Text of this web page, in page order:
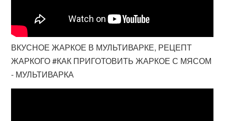
ВКУСНОЕ ЖАРКОЕ В МУЛЬТИВАРКЕ, РЕЦЕПТ
ЖАРКОГО #КАК ПРИГОТОВИТЬ ЖАРКОЕ С МЯСОМ
- МУЛЬТИВАРКА